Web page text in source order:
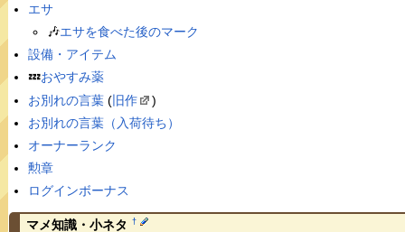
エサ
🎶エサを食べた後のマーク
設備・アイテム
💤おやすみ薬
お別れの言葉(旧作
)
お別れの言葉（入荷待ち）
オーナーランク
勲章
ログインボーナス
マメ知識・小ネタ †